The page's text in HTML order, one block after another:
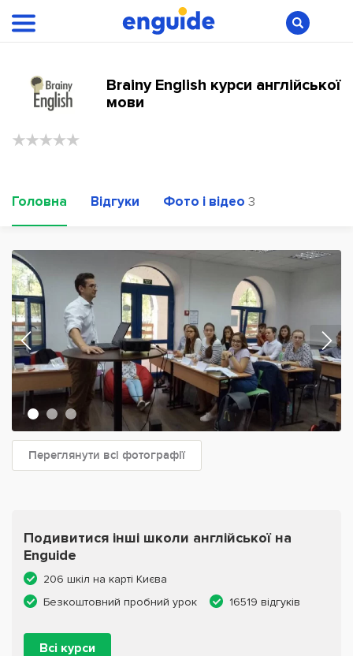
Brainy English курси англійської
мови
Головна Відгуки Фото і відео 3
Переглянути всі фотографії
Подивитися інші школи англійської на
Enguide
206 шкіл на карті Києва
Безкоштовний пробний урок
16519 відгуків
Всі курси